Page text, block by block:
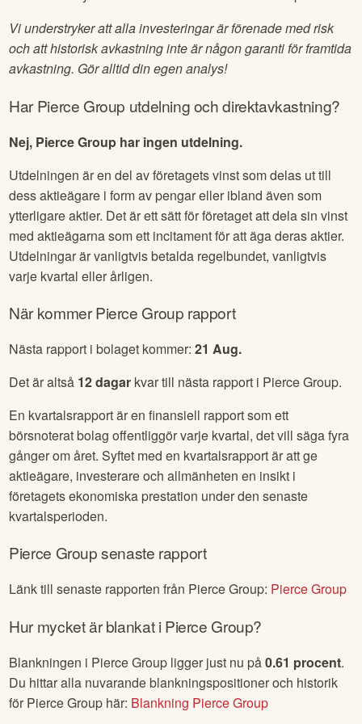
Vi understryker att alla investeringar är förenade med risk
och att historisk avkastning inte är någon garanti för framtida
avkastning. Gör alltid din egen analys!
HarPierce Group utdelning och direktavkastning?
Nej, Pierce Group har ingen utdelning.
Utdelningen är en del av företagets vinst som delas ut till
dess aktieägare i form av pengar eller ibland även som
ytterligare aktier. Det är ett sätt för företaget att dela sin vinst
med aktieägarna som ett incitament för att äga deras aktier.
Utdelningar är vanligtvis betalda regelbundet, vanligtvis
varje kvartal eller årligen.
När kommerPierce Group rapport
Nästa rapport i bolaget kommer:21 Aug.
Det är altså 12dagar kvar till nästa rapport i Pierce Group.
En kvartalsrapport är en finansiell rapport som ett
börsnoterat bolag offentliggör varje kvartal, det vill säga fyra
gånger om året. Syftet med en kvartalsrapport är att ge
aktieägare, investerare och allmänheten en insikt i
företagets ekonomiska prestation under den senaste
kvartalsperioden.
Pierce Groupsenaste rapport
Länk till senaste rapporten från Pierce Group: Pierce Group
Hur mycket är blankat iPierce Group?
Blankningen i Pierce Group ligger just nu på0.61 procent.
Du hittar alla nuvarande blankningspositioner och historik
för Pierce Group här: Blankning Pierce Group